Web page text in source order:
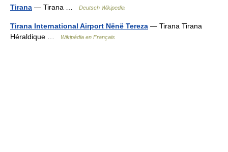
Tirana — Tirana … Deutsch Wikipedia
Tirana International Airport Nënë Tereza — Tirana Tirana
Héraldique …
Wikipédia en Français